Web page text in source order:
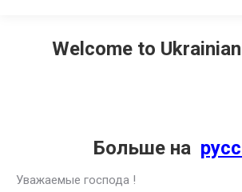
Welcome to
Больше на
Уважаемые господа !